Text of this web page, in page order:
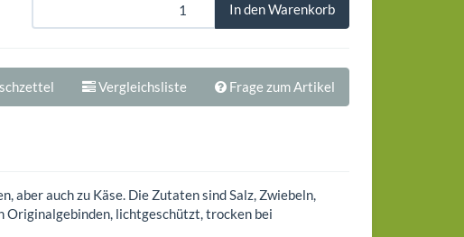
In den Warenkorb
Vergleichsliste Frage zum Artikel
aber auch zu Käse. Die Zutaten sind Salz, Zwiebeln,
Originalgebinden, lichtgeschützt, trocken bei